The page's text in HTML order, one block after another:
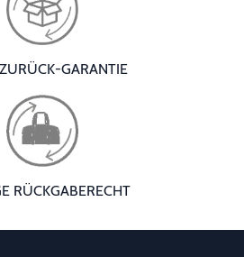
GARANTIE
RÜCKGABERECHT